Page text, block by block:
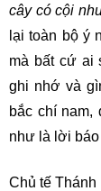
cây có cội
lại toàn bộ ý
mà bất cứ ai
ghi nhớ và
bắc chí nam,
như là lời báo
Chủ tế Thánh